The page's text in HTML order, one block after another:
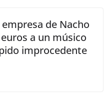
empresa de Nacho
a un músico
improcedente